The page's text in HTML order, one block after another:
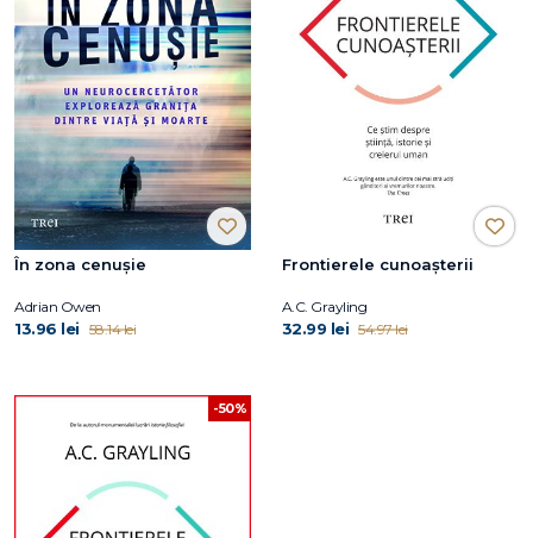
În zona cenușie
Adrian Owen
13.96 lei 58.14 lei
Frontierele cunoașterii
A.C. Grayling
32.99 lei 54.97 lei
-50%